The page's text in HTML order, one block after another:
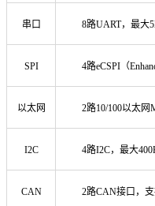
串口 8路UART，最大
SPI 4路eCSPI（
以太网 2路10/100以太网
I2C 4路I2C，最大
CAN 2路CAN接口，支